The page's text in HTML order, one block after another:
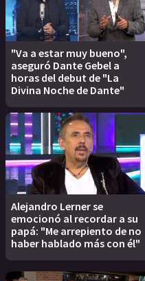
"Va a estar muy bueno",
aseguró Dante Gebel a
horas del debut de "La
Divina Noche de Dante"
Alejandro Lerner se
emocionó al recordar a su
papá: "Me arrepiento de no
haber hablado más con él"